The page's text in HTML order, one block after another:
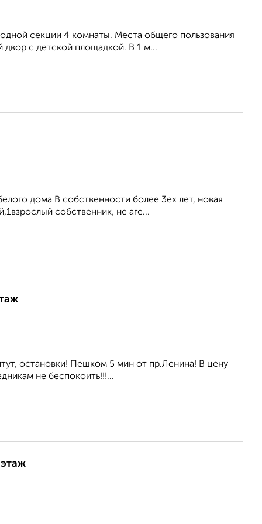
секции 4 комнаты. Места общего пользования
с детской площадкой. В 1 м...
дома В собственности более 3ех лет, новая
собственник, не аге...
остановки! Пешком 5 мин от пр.Ленина! В цену
не беспокоить!!!...